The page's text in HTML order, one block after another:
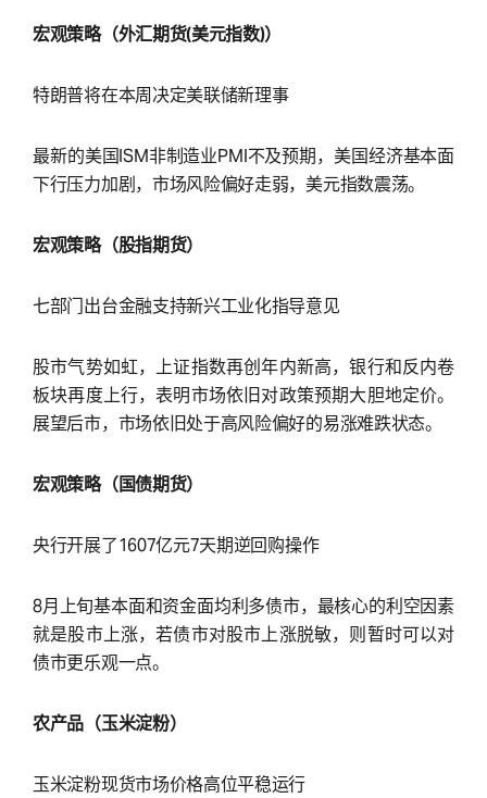
宏观策略（外汇期货(美元指数)）
特朗普将在本周决定美联储新理事
最新的美国ISM非制造业PMI不及预期，美国经济基本面
下行压力加剧，市场风险偏好走弱，美元指数震荡。
宏观策略（股指期货）
七部门出台金融支持新兴工业化指导意见
股市气势如虹，上证指数再创年内新高，银行和反内卷
板块再度上行，表明市场依旧对政策预期大胆地定价。
展望后市，市场依旧处于高风险偏好的易涨难跌状态。
宏观策略（国债期货）
央行开展了1607亿元7天期逆回购操作
8月上旬基本面和资金面均利多债市，最核心的利空因素
就是股市上涨，若债市对股市上涨脱敏，则暂时可以对
债市更乐观一点。
农产品（玉米淀粉）
玉米淀粉现货市场价格高位平稳运行